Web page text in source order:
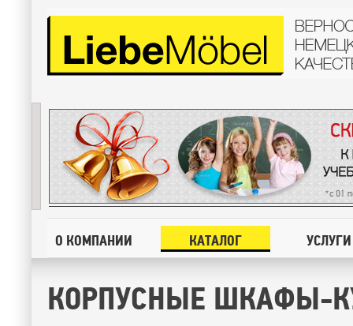
О КОМПАНИИ КАТАЛОГ УСЛУГИ
КОРПУСНЫЕ ШКАФЫ-